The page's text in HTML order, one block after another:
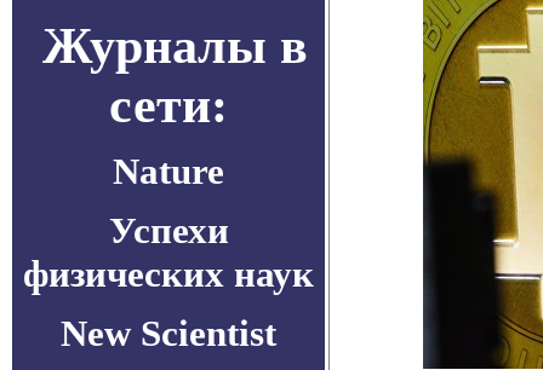
Журналы в
сети:
Nature
Успехи
физических наук
New Scientist